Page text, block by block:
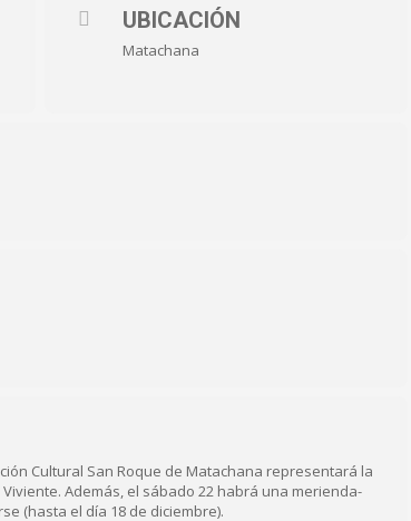
UBICACIÓN
Matachana
Cultural San Roque de Matachana representará la
Además, el sábado 22 habrá una merienda-
(hasta el día 18 de diciembre).